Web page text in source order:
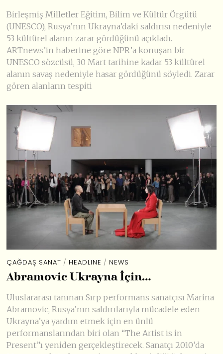
Birleşmiş Milletler Eğitim, Bilim ve Kültür Örgütü
(UNESCO), Rusya’nın Ukrayna’daki saldırısı nedeniyle
53 kültürel alanın zarar gördüğünü açıkladı.
ARTnews’in haberine göre NPR’a konuşan bir
UNESCO sözcüsü, 30 Mart tarihine kadar 53 kültürel
alanın savaş nedeniyle hasar gördüğünü söyledi. Zarar
gören alanların tespiti
ÇAĞDAŞ SANAT / HEADLINE / NEWS
Abramovic Ukrayna İçin…
Uluslararası tanınan Sırp performans sanatçısı Marina
Abramovic, Rusya’nın saldırılarıyla mücadele eden
Ukrayna’ya yardım etmek için en ünlü
performanslarından biri olan “The Artist is in
Present”ı yeniden gerçekleştirecek. Sanatçı 2010’da